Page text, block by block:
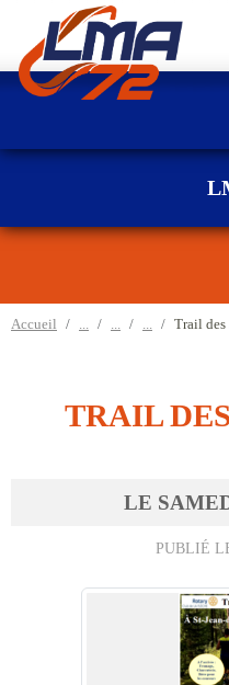
Accueil Trail des
TRAIL
LE
PUBLIÉ
Panneau de gestion des cookies